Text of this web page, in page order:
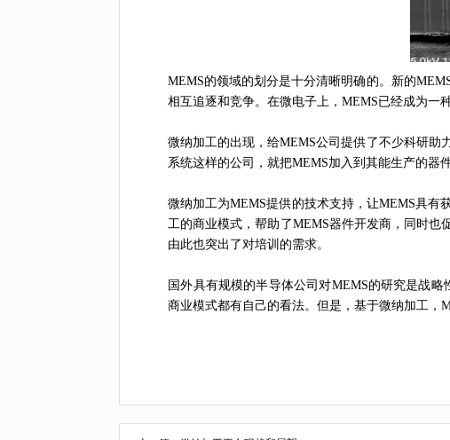
MEMS的领域的划分是十分清晰明确的。新的
相互追逐和竞争。在微电子上，MEMS已经成为一
微纳加工的出现，给MEMS公司提供了不少科研助
系统这样的公司，就把MEMS加入到其能生产的器
微纳加工为MEMS提供的技术支持，让MEMS具有
工的商业模式，帮助了MEMS器件开发商，同时也
由此也突出了对培训的需求。
国外具有规模的半导体公司对MEMS的研究是战
商业模式都有自己的看法。但是，基于微纳加工，